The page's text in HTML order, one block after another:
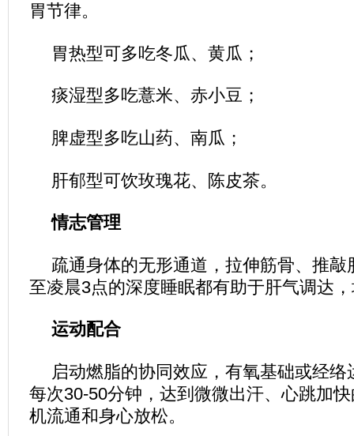
胃节律。
胃热型可多吃冬瓜、黄瓜；
痰湿型多吃薏米、赤小豆；
脾虚型多吃山药、南瓜；
肝郁型可饮玫瑰花、陈皮茶。
情志管理
疏通身体的无形通道，拉伸筋骨、推敲
至凌晨3点的深度睡眠都有助于肝气调达
运动配合
启动燃脂的协同效应，有氧基础或经
每次30-50分钟，达到微微出汗、心跳加
机流通和身心放松。